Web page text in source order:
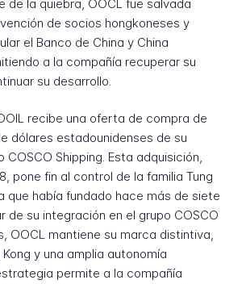
de la quiebra, OOCL fue salvada
de socios hongkoneses y
el Banco de China y China
a la compañía recuperar su
su desarrollo.
recibe una oferta de compra de
dólares estadounidenses de su
Shipping. Esta adquisición,
pone fin al control de la familia Tung
que había fundado hace más de siete
de su integración en el grupo COSCO
OOCL mantiene su marca distintiva,
y una amplia autonomía
permite a la compañía